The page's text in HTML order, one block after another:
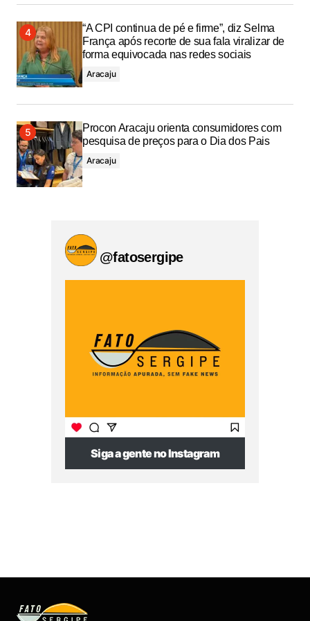
“A CPI continua de pé e firme”, diz Selma
França após recorte de sua fala viralizar de
forma equivocada nas redes sociais
Aracaju
Procon Aracaju orienta consumidores com
pesquisa de preços para o Dia dos Pais
Aracaju
@fatosergipe
Siga a gente no Instagram